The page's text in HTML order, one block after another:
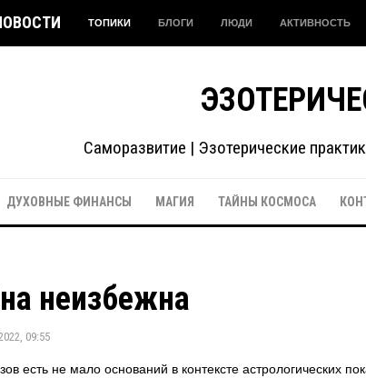
ТОПИКИ БЛОГИ ЛЮДИ АКТИВНОСТЬ
Саморазвитие | Эзотерические
ДУХОВНЫЕ ФИНАНСЫ МАГИЯ ТАЙНЫ КОСМОСА
неизбежна
09:55
есть не мало оснований в контексте астрологических